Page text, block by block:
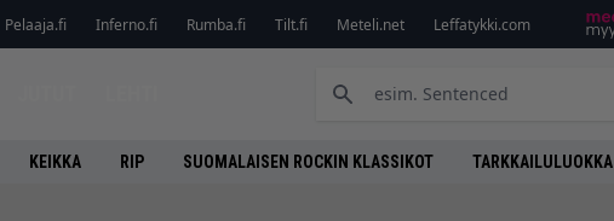
Pelaaja.fi Inferno.fi Rumba.fi Tilt.fi Meteli.net Leffatykki.com
KEIKKA RIP SUOMALAISEN ROCKIN KLASSIKOT TARKKAILULUOKKA